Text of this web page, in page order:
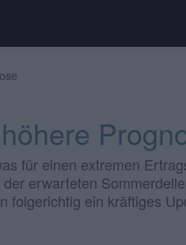
für einen extremen
erwarteten
folgerichtig ein kräftiges